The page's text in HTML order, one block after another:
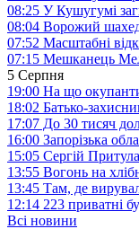
08:25 У Кушугумі
08:04 Ворожий
07:52 Масштабні
07:15 Мешканець
5 Серпня
19:00 На що
18:02 Батько-
17:07 До 30 тисяч
16:00 Запорізька
15:05 Сергій
13:55 Вогонь на
13:45 Там, де
12:14 223 приватні
Всі новини